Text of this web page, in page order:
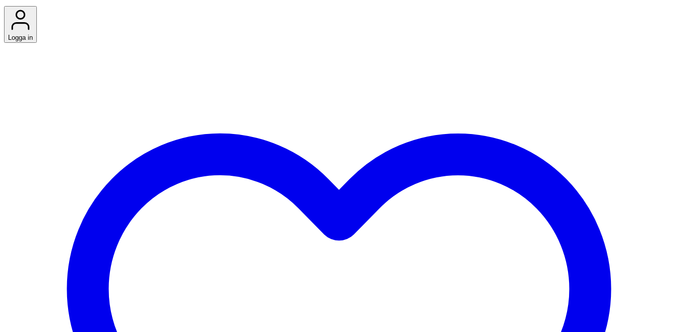
Logga in